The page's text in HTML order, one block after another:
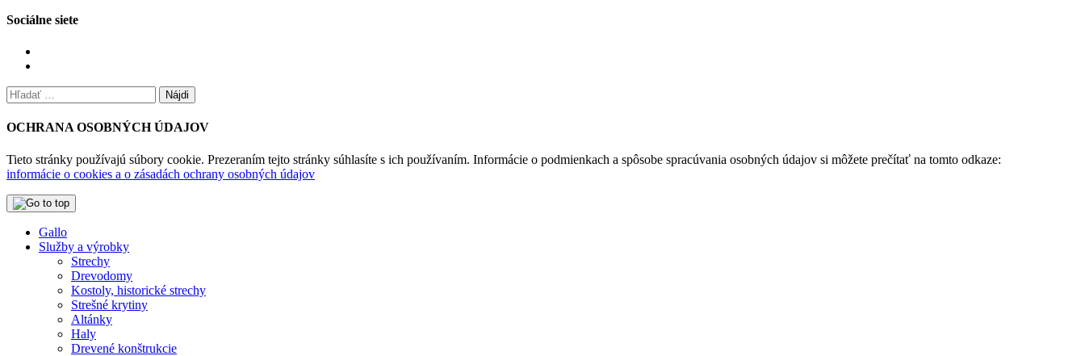
Sociálne siete
na
tesarstvo_gallo
Instagram
Hľadať:
OCHRANA OSOBNÝCH ÚDAJOV
Tieto stránky používajú súbory cookie. Prezeraním tejto stránky súhlasíte s ich používaním. Informácie o podmienkach a spôsobe spracúvania osobných údajov si môžete prečítať na tomto odkaze:
informácie o cookies a o zásadách ochrany osobných údajov
Gallo
Služby a výrobky
Strechy
Drevodomy
Kostoly, historické strechy
Strešné krytiny
Altánky
Haly
Drevené konštrukcie